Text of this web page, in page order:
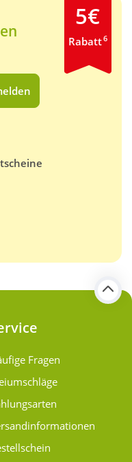
5€
Rabatt6
Fragen